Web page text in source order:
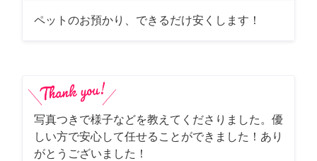
ペットのお預かり、できるだけ安くします！
写真つきで様子などを教えてくださりました。優
しい方で安心して任せることができました！あり
がとうございました！